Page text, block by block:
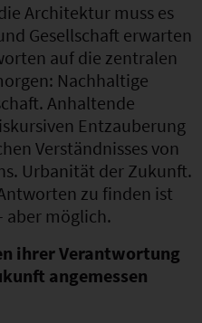
Architektur muss es
Gesellschaft erwarten
auf die zentralen
Nachhaltige
Anhaltende
Entzauberung
Verständnisses von
Urbanität der Zukunft.
zu finden ist
aber möglich.
ihrer Verantwortung
angemessen